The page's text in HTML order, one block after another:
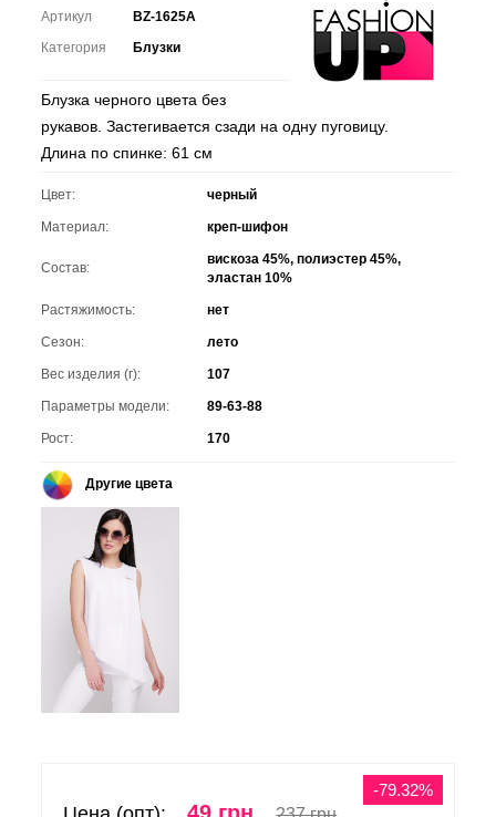
Артикул
BZ-1625A
Категория
Блузки
Блузка черного цвета без
рукавов. Застегивается сзади на одну пуговицу.
Длина по спинке: 61 см
Цвет: черный
Материал: креп-шифон
Состав:
вискоза 45%, полиэстер 45%,
эластан 10%
Растяжимость: нет
Сезон: лето
Вес изделия (г): 107
Параметры модели: 89-63-88
Рост: 170
Другие цвета
-79.32%